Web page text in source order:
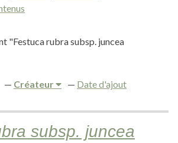
"Festuca rubra subsp. juncea
Créateur Date d'ajout
subsp. juncea